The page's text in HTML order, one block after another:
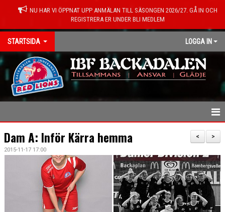
NU HAR VI ÖPPNAT UPP ANMÄLAN TILL SÄSONGEN 2026/27. GÅ IN OCH
REGISTRERA ER UNDER BLI MEDLEM
STARTSIDA LOGGA IN
HEM
NYHETER
OM FÖRENINGEN
>
<
Dam A: Inför Kärra hemma
2015-11-17 17:00